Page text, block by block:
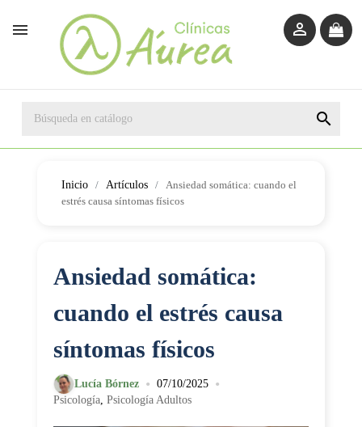
 

Inicio Artículos
Ansiedad somática: cuando el
estrés causa síntomas físicos
Ansiedad somática:
cuando el estrés causa
síntomas físicos
Lucía Bórnez • 07/10/2025 •
Psicología, Psicología Adultos